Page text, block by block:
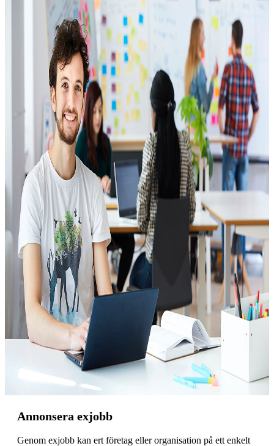
Annonsera exjobb
Genom exjobb kan ert företag eller organisation på ett enkelt